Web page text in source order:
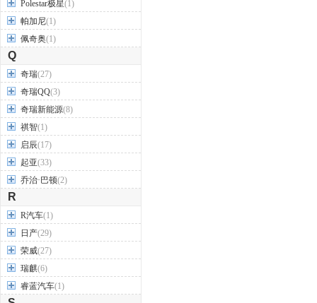
Polestar极星(1)
帕加尼(1)
佩奇奥(1)
Q
奇瑞(27)
奇瑞QQ(3)
奇瑞新能源(8)
祺智(1)
启辰(17)
起亚(33)
乔治·巴顿(2)
R
R汽车(1)
日产(29)
荣威(27)
瑞麒(6)
睿蓝汽车(1)